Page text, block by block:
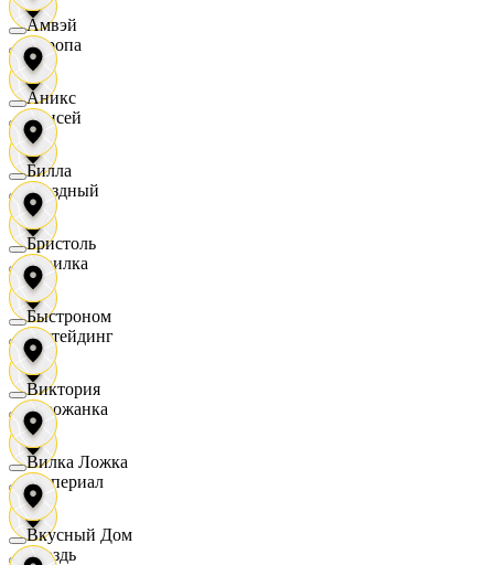
Европа
Елисей
Звездный
Горилка
Ижтейдинг
Горожанка
Империал
Гроздь
Амвэй
Аникс
Билла
Бристоль
Быстроном
Виктория
Вилка Ложка
Вкусный Дом